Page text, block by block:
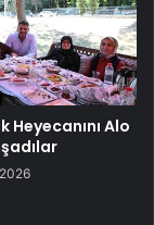
Heyecanını Alo